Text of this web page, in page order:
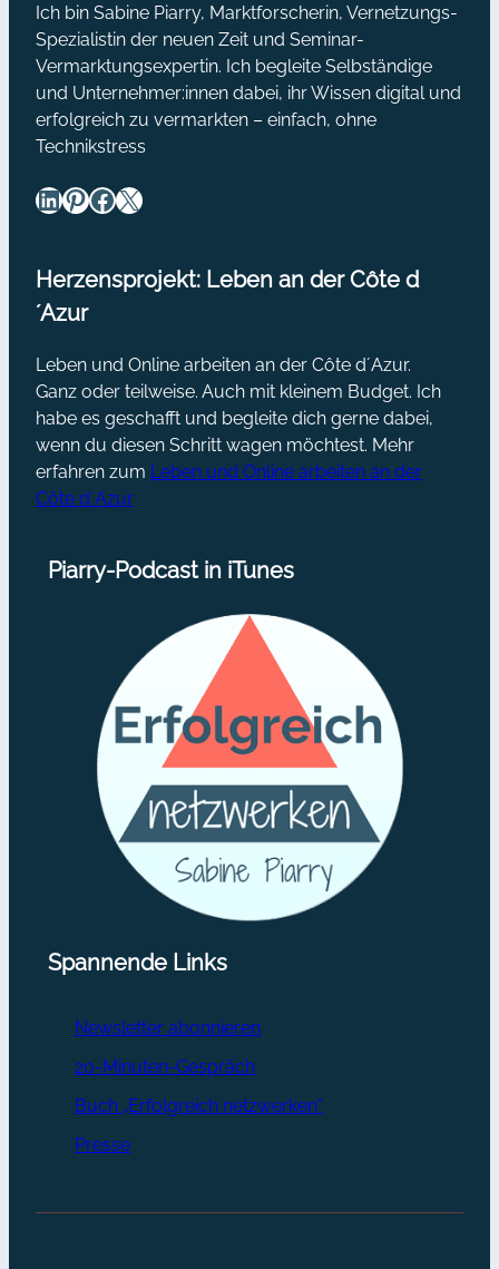
Ich bin Sabine Piarry, Marktforscherin, Vernetzungs-
Spezialistin der neuen Zeit und Seminar-
Vermarktungsexpertin. Ich begleite Selbständige
und Unternehmer:innen dabei, ihr Wissen digital und
erfolgreich zu vermarkten – einfach, ohne
Technikstress
LinkedIn Pinterest Facebook X
Herzensprojekt: Leben an der Côte d
´Azur
Leben und Online arbeiten an der Côte d´Azur.
Ganz oder teilweise. Auch mit kleinem Budget. Ich
habe es geschafft und begleite dich gerne dabei,
wenn du diesen Schritt wagen möchtest. Mehr
erfahren zum Leben und Online arbeiten an der
Côte d´Azur
Piarry-Podcast in iTunes
Spannende Links
Newsletter abonnieren
20-Minuten-Gespräch
Buch „Erfolgreich netzwerken“
Presse